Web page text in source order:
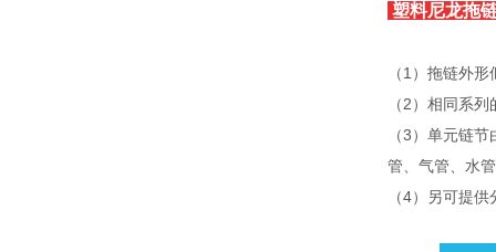
塑料尼龙拖
（1）拖链外
（2）相同系
（3）单元链
管、气管、水
（4）另可提